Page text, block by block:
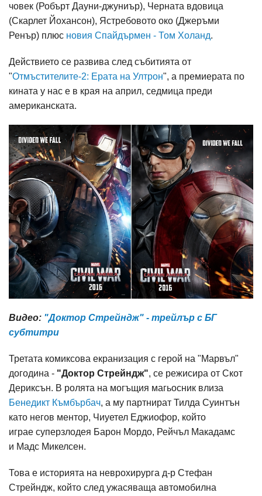
човек (Робърт Дауни-джуниър), Черната вдовица
(Скарлет Йохансон), Ястребовото око (Джеръми
Ренър) плюс новия Спайдърмен - Том Холанд.
Действието се развива след събитията от
"Отмъстителите-2: Ерата на Ултрон", а премиерата по
кината у нас е в края на април, седмица преди
американската.
Видео: "Доктор Стрейндж" - трейлър с БГ
субтитри
Третата комиксова екранизация с герой на "Марвъл"
догодина - "Доктор Стрейндж", се режисира от Скот
Дериксън. В ролята на могъщия магьосник влиза
Бенедикт Къмбърбач, а му партнират Тилда Суинтън
като негов ментор, Чиуетел Еджиофор, който
играе суперзлодея Барон Мордо, Рейчъл Макадамс
и Мадс Микелсен.
Това е историята на неврохирурга д-р Стефан
Стрейндж, който след ужасяваща автомобилна